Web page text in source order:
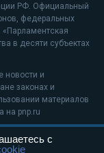
РФ. Официальный
федеральных
«Парламентская
в десяти субъектах
новости и
законах и
материалов
на pnp.ru
с